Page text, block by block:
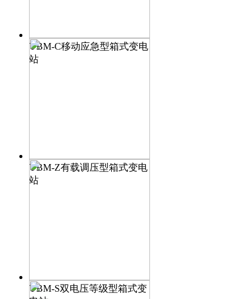
YBM-C移动应急型箱式变电
站
YBM-Z有载调压型箱式变电
站
YBM-S双电压等级型箱式变